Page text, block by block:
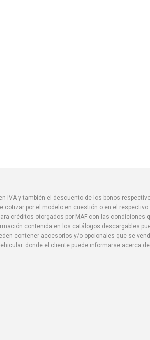
IVA y también el descuento de los bonos
cotizar por el modelo en cuestión o en el respectivo
créditos otorgados por MAF con las condiciones
contenida en los catálogos descargables
contener accesorios y/o opcionales que se
donde el cliente puede informarse acerca